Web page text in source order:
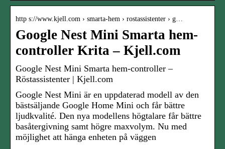
http s://www.kjell.com › smarta-hem › rostassistenter › g…
Google Nest Mini Smarta hem-
controller Krita – Kjell.com
Google Nest Mini Smarta hem-controller –
Röstassistenter | Kjell.com
Google Nest Mini är en uppdaterad modell av den
bästsäljande Google Home Mini och får bättre
ljudkvalité. Den nya modellens högtalare får bättre
basåtergivning samt högre maxvolym. Nu med
möjlighet att hänga enheten på väggen